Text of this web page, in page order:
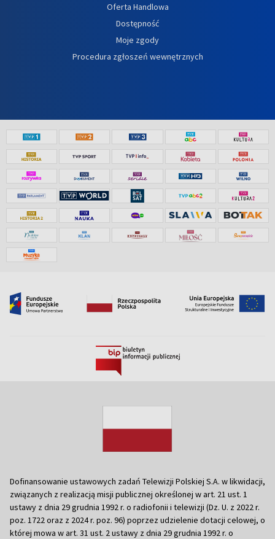
Oferta Handlowa
Dostępność
Moje zgody
Procedura zgłoszeń wewnętrznych
Dofinansowanie ustawowych zadań Telewizji Polskiej S.A. w likwidacji,
związanych z realizacją misji publicznej określonej w art. 21 ust. 1
ustawy z dnia 29 grudnia 1992 r. o radiofonii i telewizji (Dz. U. z 2022 r.
poz. 1722 oraz z 2024 r. poz. 96) poprzez udzielenie dotacji celowej, o
której mowa w art. 31 ust. 2 ustawy z dnia 29 grudnia 1992 r. o